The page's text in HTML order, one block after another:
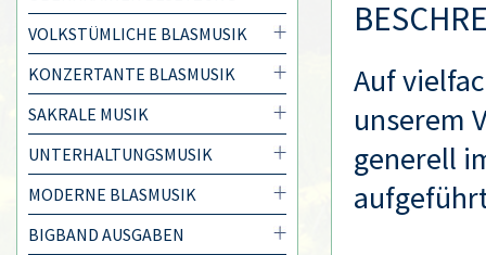
VOLKSTÜMLICHE BLASMUSIK
KONZERTANTE BLASMUSIK
SAKRALE MUSIK
UNTERHALTUNGSMUSIK
MODERNE BLASMUSIK
BIGBAND AUSGABEN
Auf
unserem
generell